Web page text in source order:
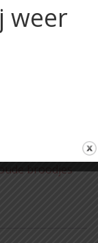
broodjes
weer